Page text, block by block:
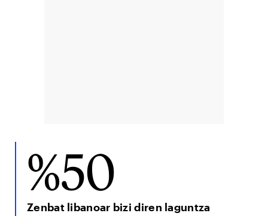
%50
Zenbat libanoar bizi diren laguntza